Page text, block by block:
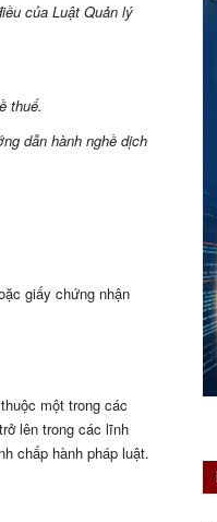
của Luật Quản lý
thuế.
dẫn hành nghề dịch
giấy chứng nhận
một trong các
lên trong các lĩnh
chấp hành pháp luật.